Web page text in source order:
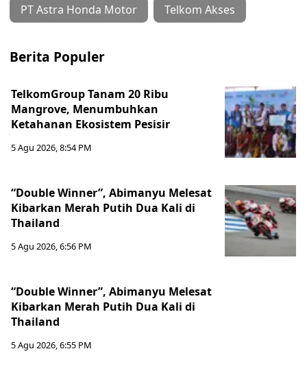
PT Astra Honda Motor Telkom Akses
Berita Populer
TelkomGroup Tanam 20 Ribu
Mangrove, Menumbuhkan
Ketahanan Ekosistem Pesisir
5 Agu 2026, 8:54 PM
“Double Winner”, Abimanyu Melesat
Kibarkan Merah Putih Dua Kali di
Thailand
5 Agu 2026, 6:56 PM
“Double Winner”, Abimanyu Melesat
Kibarkan Merah Putih Dua Kali di
Thailand
5 Agu 2026, 6:55 PM